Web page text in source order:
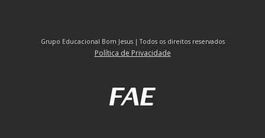
Grupo Educacional Bom Jesus | Todos os direitos reservados
Política de Privacidade